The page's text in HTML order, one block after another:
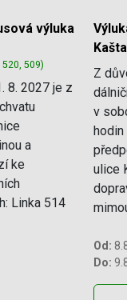
výluka
509)
8. 2027 je z
a
ke
Linka 514
Z
v
hodin
ulice
Od:
Do: